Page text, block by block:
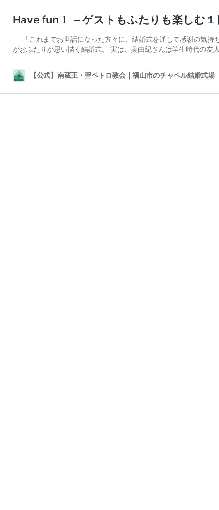
Have fun！ – ゲストもふたりも楽しむ１
「これまでお世話になった方々に、結婚式を通して感謝の気
がおふたりが思い描く結婚式。 実は、美由紀さんは学生時代の
【公式】南蔵王・聖ペトロ教会｜福山市のチャペル結婚式場